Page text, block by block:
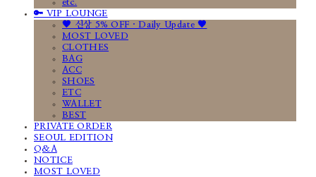
etc.
🔑 VIP LOUNGE
🤎 신상 5% OFF · Daily Update 🤎
MOST LOVED
CLOTHES
BAG
ACC
SHOES
ETC
WALLET
BEST
PRIVATE ORDER
SEOUL EDITION
Q&A
NOTICE
MOST LOVED